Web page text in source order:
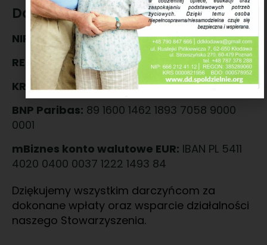
Dane firmowe
NIP:
666 212 41 12
REGON:
385289060
KRS:0000821956
BNP Paribas: 89 1600 1462 1893 7058 9000
0001
mBiznes konto walutowe EUR: IBAN PL 5411
4020 0400 0037 1222 1493 84
Dziękujemy wszystkim darczyńcom za
dokonane wpłaty oraz wsparcie działalności
naszego Stowarzyszenia.